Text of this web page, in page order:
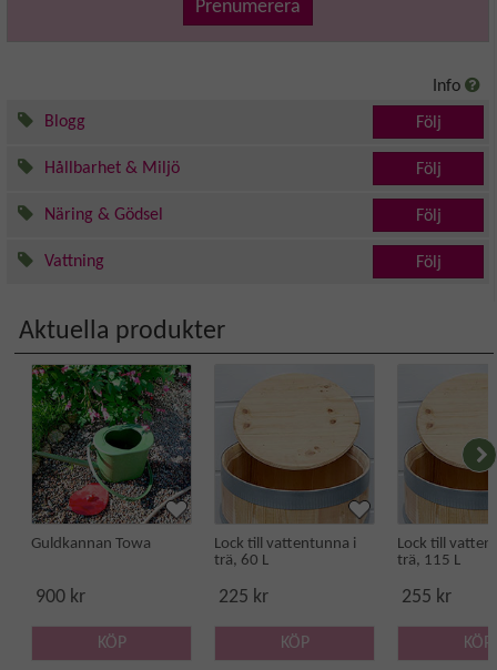
Prenumerera
Info
Blogg
Följ
Hållbarhet & Miljö Följ
Näring & Gödsel Följ
Vattning Följ
Aktuella produkter
Guldkannan Towa
900 kr
KÖP
Lock till vattentunna i
trä, 60 L
225 kr
KÖP
Lock till
trä, 115 L
255 kr
KÖP